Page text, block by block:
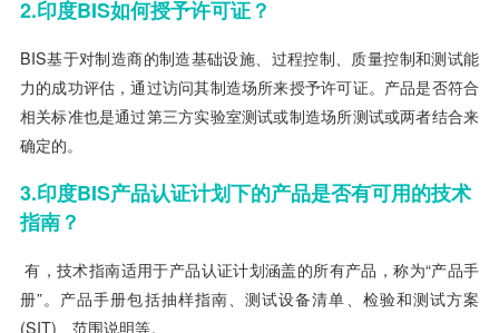
2.印度BIS如何授予许可证？
BIS基于对制造商的制造基础设施、过程控制、质量控制和测试能
力的成功评估，通过访问其制造场所来授予许可证。产品是否符合
相关标准也是通过第三方实验室测试或制造场所测试或两者结合来
确定的。
3.印度BIS产品认证计划下的产品是否有可用的技术
指南？
有，技术指南适用于产品认证计划涵盖的所有产品，称为“产品手
册”。产品手册包括抽样指南、测试设备清单、检验和测试方案
(SIT)、范围说明等。